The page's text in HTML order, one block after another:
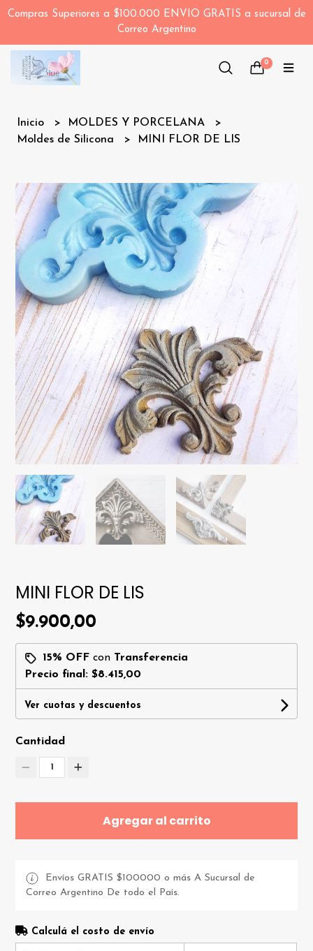
Compras Superiores a $100.000 ENVIO GRATIS a sucursal de
Correo Argentino
0
Inicio
MOLDES Y PORCELANA
Moldes de Silicona
MINI FLOR DE LIS
MINI FLOR DE LIS
$9.900,00
15% OFF con Transferencia
Precio final:$8.415,00
Ver cuotas y descuentos
Cantidad
1
Agregar al carrito
Envíos GRATIS $100000 o más A Sucursal de
Correo Argentino De todo el País.
Calculá el costo de envío